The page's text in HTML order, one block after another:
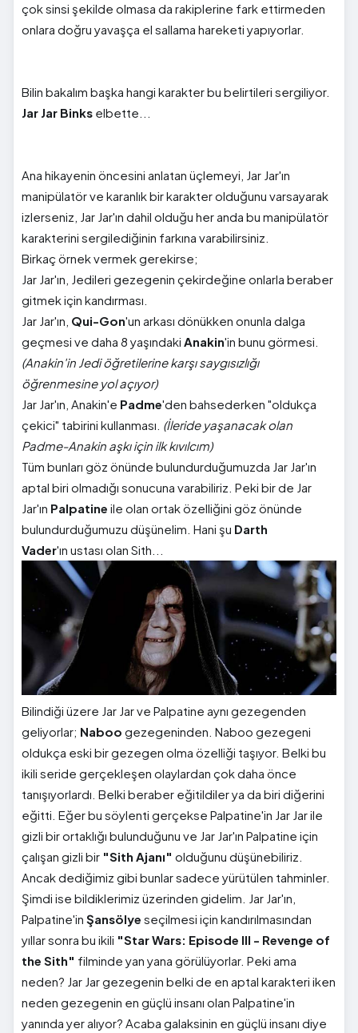
çok sinsi şekilde olmasa da rakiplerine fark ettirmeden
onlara doğru yavaşça el sallama hareketi yapıyorlar.
Bilin bakalım başka hangi karakter bu belirtileri sergiliyor.
Jar Jar Binks elbette...
Ana hikayenin öncesini anlatan üçlemeyi, Jar Jar'ın
manipülatör ve karanlık bir karakter olduğunu varsayarak
izlerseniz, Jar Jar'ın dahil olduğu her anda bu manipülatör
karakterini sergilediğinin farkına varabilirsiniz.
Birkaç örnek vermek gerekirse;
Jar Jar'ın, Jedileri gezegenin çekirdeğine onlarla beraber
gitmek için kandırması.
Jar Jar'ın, Qui-Gon'un arkası dönükken onunla dalga
geçmesi ve daha 8 yaşındaki Anakin'in bunu görmesi.
(Anakin'in Jedi öğretilerine karşı saygısızlığı
öğrenmesine yol açıyor)
Jar Jar'ın, Anakin'e Padme'den bahsederken "oldukça
çekici" tabirini kullanması. (İleride yaşanacak olan
Padme-Anakin aşkı için ilk kıvılcım)
Tüm bunları göz önünde bulundurduğumuzda Jar Jar'ın
aptal biri olmadığı sonucuna varabiliriz. Peki bir de Jar
Jar'ın Palpatine ile olan ortak özelliğini göz önünde
bulundurduğumuzu düşünelim. Hani şu Darth
Vader'ın ustası olan Sith...
Bilindiği üzere Jar Jar ve Palpatine aynı gezegenden
geliyorlar; Naboo gezegeninden. Naboo gezegeni
oldukça eski bir gezegen olma özelliği taşıyor. Belki bu
ikili seride gerçekleşen olaylardan çok daha önce
tanışıyorlardı. Belki beraber eğitildiler ya da biri diğerini
eğitti. Eğer bu söylenti gerçekse Palpatine'in Jar Jar ile
gizli bir ortaklığı bulunduğunu ve Jar Jar'ın Palpatine için
çalışan gizli bir "Sith Ajanı" olduğunu düşünebiliriz.
Ancak dediğimiz gibi bunlar sadece yürütülen tahminler.
Şimdi ise bildiklerimiz üzerinden gidelim. Jar Jar'ın,
Palpatine'in Şansölye seçilmesi için kandırılmasından
yıllar sonra bu ikili "Star Wars: Episode III - Revenge of
the Sith" filminde yan yana görülüyorlar. Peki ama
neden? Jar Jar gezegenin belki de en aptal karakteri iken
neden gezegenin en güçlü insanı olan Palpatine'in
yanında yer alıyor? Acaba galaksinin en güçlü insanı diye